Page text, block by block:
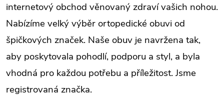
internetový obchod věnovaný zdraví vašich nohou.
Nabízíme velký výběr ortopedické obuvi od
špičkových značek. Naše obuv je navržena tak,
aby poskytovala pohodlí, podporu a styl, a byla
vhodná pro každou potřebu a příležitost. Jsme
registrovaná značka.